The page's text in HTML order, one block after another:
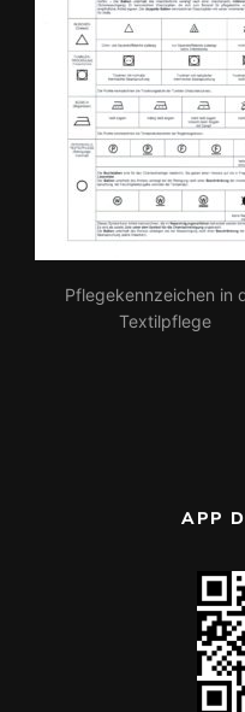
Pflegekennzeichen in
Textilpflege
APP